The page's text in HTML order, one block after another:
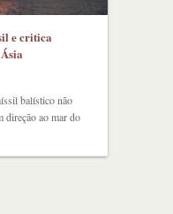
e critica
balístico não
direção ao mar do